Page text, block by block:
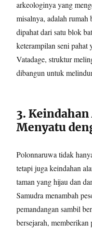
arkeologinya yang
misalnya, adalah
dipahat dari satu blok
keterampilan seni pahat
Vatadage, struktur
dibangun untuk
3.
Menyatu
Polonnaruwa tidak
tetapi juga keindahan
taman yang hijau dan
Samudra menambah
pemandangan sambil
bersejarah, memberikan